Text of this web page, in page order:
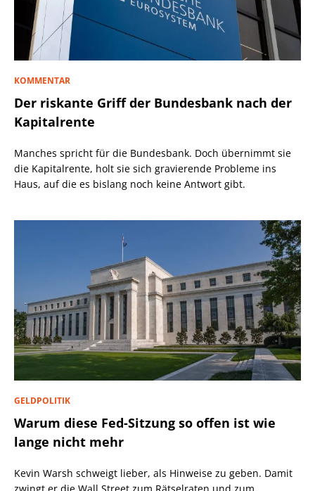
KOMMENTAR
Der riskante Griff der Bundesbank nach der
Kapitalrente
Manches spricht für die Bundesbank. Doch übernimmt sie
die Kapitalrente, holt sie sich gravierende Probleme ins
Haus, auf die es bislang noch keine Antwort gibt.
GELDPOLITIK
Warum diese Fed-Sitzung so offen ist wie
lange nicht mehr
Kevin Warsh schweigt lieber, als Hinweise zu geben. Damit